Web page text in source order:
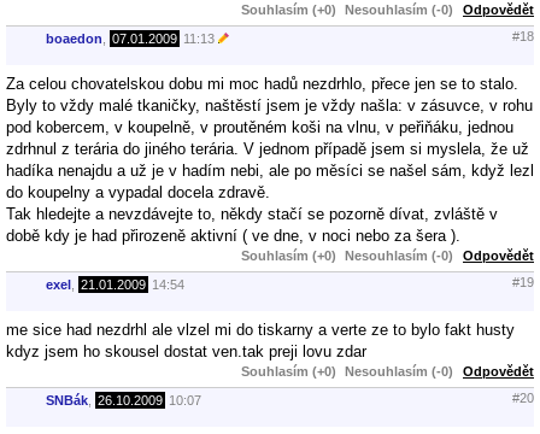
Souhlasím (+0) Nesouhlasím (-0) Odpovědět
boaedon 07.01.2009 11:13 #18
Za celou chovatelskou dobu mi moc hadů nezdrhlo, přece jen se to stalo.
Byly to vždy malé tkaničky, naštěstí jsem je vždy našla: v zásuvce, v rohu
pod kobercem, v koupelně, v proutěném koši na vlnu, v peřiňáku, jednou
zdrhnul z terária do jiného terária. V jednom případě jsem si myslela, že už
hadíka nenajdu a už je v hadím nebi, ale po měsíci se našel sám, když lezl
do koupelny a vypadal docela zdravě.
Tak hledejte a nevzdávejte to, někdy stačí se pozorně dívat, zvláště v
době kdy je had přirozeně aktivní ( ve dne, v noci nebo za šera ).
Souhlasím (+0) Nesouhlasím (-0) Odpovědět
exel 21.01.2009 14:54 #19
me sice had nezdrhl ale vlzel mi do tiskarny a verte ze to bylo fakt husty
kdyz jsem ho skousel dostat ven.tak preji lovu zdar
Souhlasím (+0) Nesouhlasím (-0) Odpovědět
SNBák 26.10.2009 10:07 #20